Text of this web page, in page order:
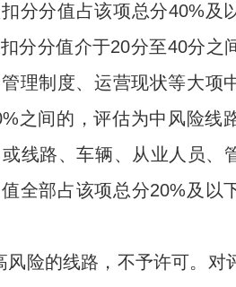
分分值占该项总分40%及
分分值介于20分至40分之
理制度、运营现状等大项
之间的，评估为中风险线
线路、车辆、从业人员、
全部占该项总分20%及以
风险的线路，不予许可。对